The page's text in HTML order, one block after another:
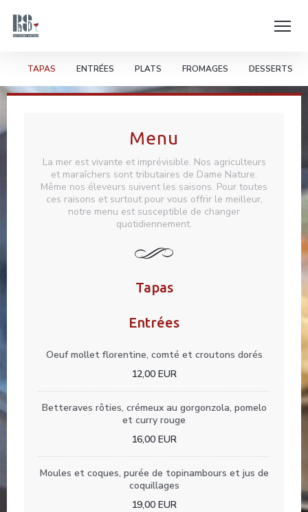
Menu
La mer est vivante et imprévisible. Nos agriculteurs
et maraîchers sont tributaires de Dame Nature.
Même nos éleveurs suivent les saisons. Pour toutes
ces raisons et surtout pour vous offrir le meilleur,
notre menu est susceptible de changer
quotidiennement.
Tapas
Entrées
Oeuf mollet florentine, comté et croutons dorés
12,00 EUR
Betteraves rôties, crémeux au gorgonzola, pomelo
et curry rouge
16,00 EUR
Moules et coques, purée de topinambours et jus de
coquillages
19,00 EUR
TAPAS ENTRÉES PLATS FROMAGES DESSERTS